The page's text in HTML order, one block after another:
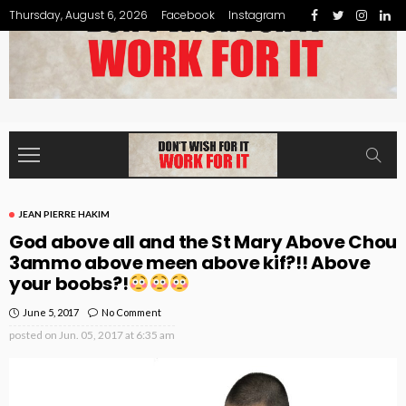
Thursday, August 6, 2026 Facebook Instagram
JEAN PIERRE HAKIM
God above all and the St Mary Above Chou
3ammo above meen above kif?!! Above
your boobs?!
June 5, 2017 No Comment
posted on Jun. 05, 2017 at 6:35 am